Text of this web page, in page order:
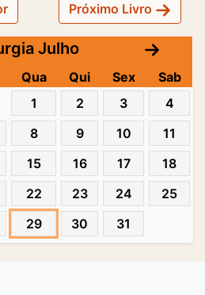
Próximo Livro
Julho
Qua Qui Sex
Sab
1
2 3
4
8 9 10
11
15 16 17
18
22 23 24
25
29 30 31